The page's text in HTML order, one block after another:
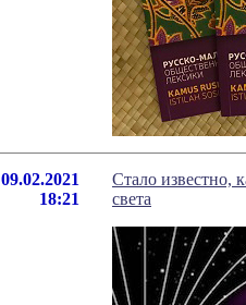
09.02.2021
18:21
Стало известно,
света